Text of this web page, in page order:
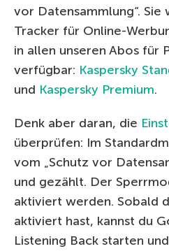
vor Datensammlung“.
Tracker für Online-
in allen unseren Abos für
verfügbar: Kaspersky
und Kaspersky Premium.
Denk aber daran, die
überprüfen: Im
vom „Schutz vor
und gezählt. Der
aktiviert werden. Sobald
aktiviert hast, kannst du
Listening Back starten